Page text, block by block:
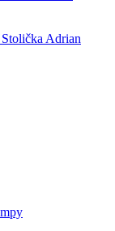
Adrian